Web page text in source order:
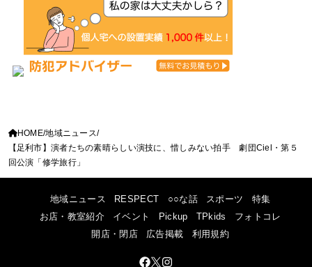
HOME 地域ニュース
【足利市】演者たちの素晴らしい演技に、惜しみない拍手 劇団Ciel・第５
回公演「修学旅行」
地域ニュース RESPECT ○○な話 スポーツ
特集
お店・教室紹介
イベント Pickup TPkids
フォトコレ
開店・閉店
広告掲載 利用規約